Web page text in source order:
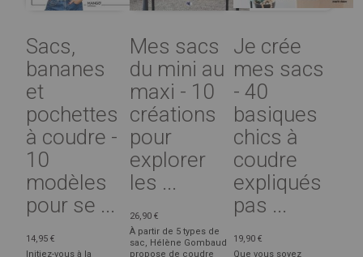
Sacs,
bananes
et
pochettes
à coudre -
10
modèles
pour se ...
14,95 €
Initiez-vous à la
Mes sacs
du mini au
maxi - 10
créations
pour
explorer
les ...
26,90 €
À partir de 5 types de
sac, Hélène Gombaud
propose de coudre
Je crée
mes sacs
- 40
basiques
chics à
coudre
expliqués
pas ...
19,90 €
Que vous soyez